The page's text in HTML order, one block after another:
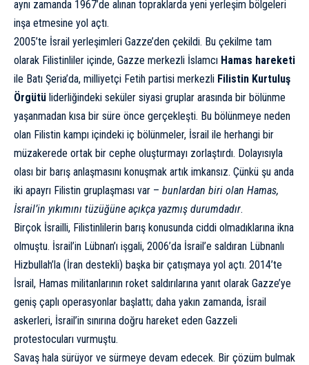
aynı zamanda 1967’de alınan topraklarda yeni yerleşim bölgeleri
inşa etmesine yol açtı.
2005’te İsrail yerleşimleri Gazze’den çekildi. Bu çekilme tam
olarak Filistinliler içinde, Gazze merkezli İslamcı Hamas hareketi
ile Batı Şeria’da, milliyetçi Fetih partisi merkezli Filistin Kurtuluş
Örgütü liderliğindeki seküler siyasi gruplar arasında bir bölünme
yaşanmadan kısa bir süre önce gerçekleşti. Bu bölünmeye neden
olan Filistin kampı içindeki iç bölünmeler, İsrail ile herhangi bir
müzakerede ortak bir cephe oluşturmayı zorlaştırdı. Dolayısıyla
olası bir barış anlaşmasını konuşmak artık imkansız. Çünkü şu anda
iki apayrı Filistin gruplaşması var – bunlardan biri olan Hamas,
İsrail’in yıkımını tüzüğüne açıkça yazmış durumdadır.
Birçok İsrailli, Filistinlilerin barış konusunda ciddi olmadıklarına ikna
olmuştu. İsrail’in Lübnan’ı işgali, 2006’da İsrail’e saldıran Lübnanlı
Hizbullah’la (İran destekli) başka bir çatışmaya yol açtı. 2014’te
İsrail, Hamas militanlarının roket saldırılarına yanıt olarak Gazze’ye
geniş çaplı operasyonlar başlattı; daha yakın zamanda, İsrail
askerleri, İsrail’in sınırına doğru hareket eden Gazzeli
protestocuları vurmuştu.
Savaş hala sürüyor ve sürmeye devam edecek. Bir çözüm bulmak